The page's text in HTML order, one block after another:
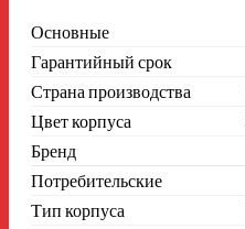
Основные
Гарантийный срок
Страна производства
Цвет корпуса
Бренд
Потребительские
Тип корпуса